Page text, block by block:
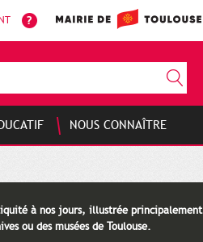
NOUS CONNAÎTRE
à nos jours, illustrée principalement
ou des musées de Toulouse.